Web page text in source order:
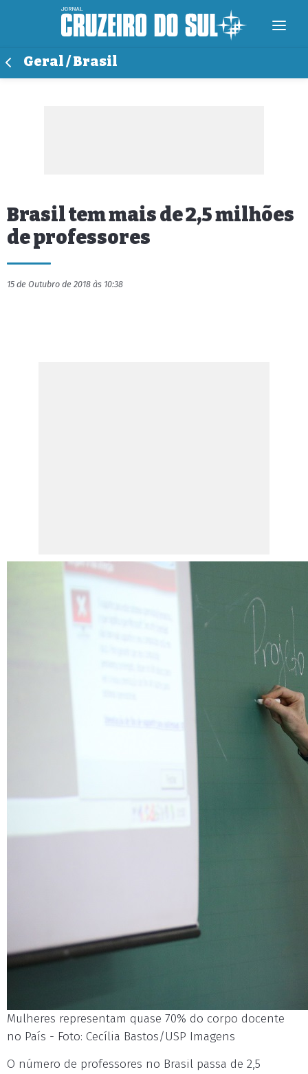
Geral / Brasil
Brasil tem mais de 2,5 milhões
de professores
15 de Outubro de 2018 às 10:38
Mulheres representam quase 70% do corpo docente
no País - Foto: Cecília Bastos/USP Imagens
O número de professores no Brasil passa de 2,5